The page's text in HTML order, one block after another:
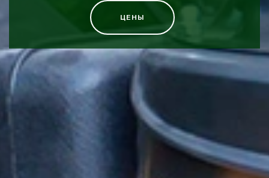
ЦЕНЫ